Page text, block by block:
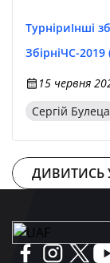
ТурніриІнші
ЗбірніЧС-2019
15 червня
Сергій Булеца
ДИВИТИСЬ